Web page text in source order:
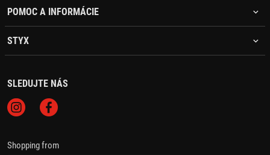
POMOC A INFORMÁCIE
STYX
SLEDUJTE NÁS
Shopping from